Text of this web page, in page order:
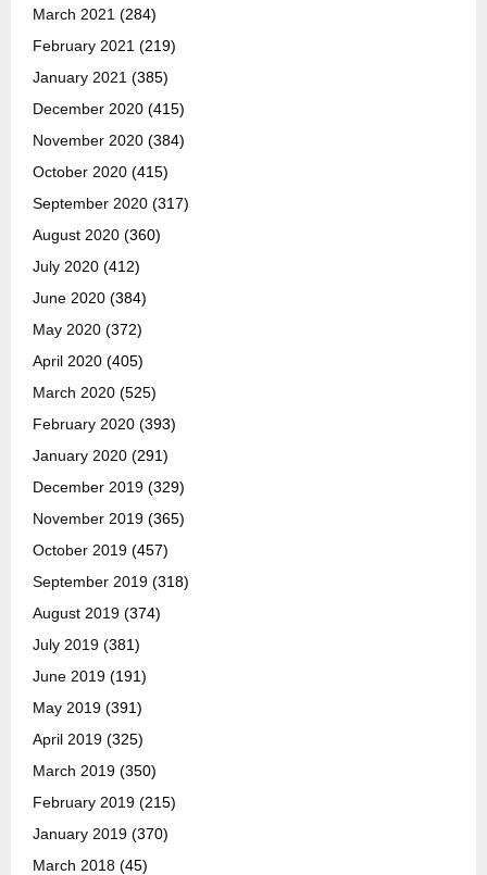
March 2021 (284)
February 2021 (219)
January 2021 (385)
December 2020 (415)
November 2020 (384)
October 2020 (415)
September 2020 (317)
August 2020 (360)
July 2020 (412)
June 2020 (384)
May 2020 (372)
April 2020 (405)
March 2020 (525)
February 2020 (393)
January 2020 (291)
December 2019 (329)
November 2019 (365)
October 2019 (457)
September 2019 (318)
August 2019 (374)
July 2019 (381)
June 2019 (191)
May 2019 (391)
April 2019 (325)
March 2019 (350)
February 2019 (215)
January 2019 (370)
March 2018 (45)